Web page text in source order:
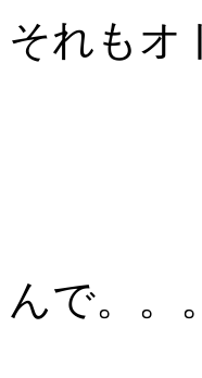
それもオ
んで。。